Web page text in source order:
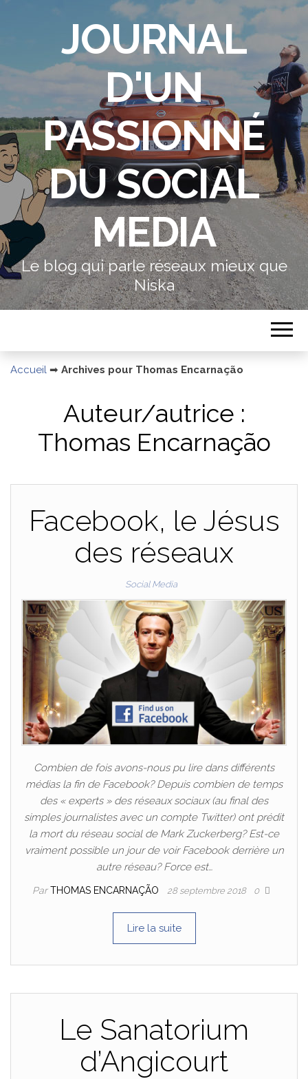
JOURNAL
D'UN
PASSIONNÉ
DU SOCIAL
MEDIA
Le blog qui parle réseaux mieux que
Niska
Accueil ➡ Archives pour Thomas Encarnação
Auteur/autrice :
Thomas Encarnação
Facebook, le Jésus
des réseaux
Social Media
Combien de fois avons-nous pu lire dans différents
médias la fin de Facebook? Depuis combien de temps
des « experts » des réseaux sociaux (au final des
simples journalistes avec un compte Twitter) ont prédit
la mort du réseau social de Mark Zuckerberg? Est-ce
vraiment possible un jour de voir Facebook derrière un
autre réseau? Force est…
ParTHOMAS ENCARNAÇÃO 28 septembre 2018 0
Lire la suite
Le Sanatorium
d’Angicourt